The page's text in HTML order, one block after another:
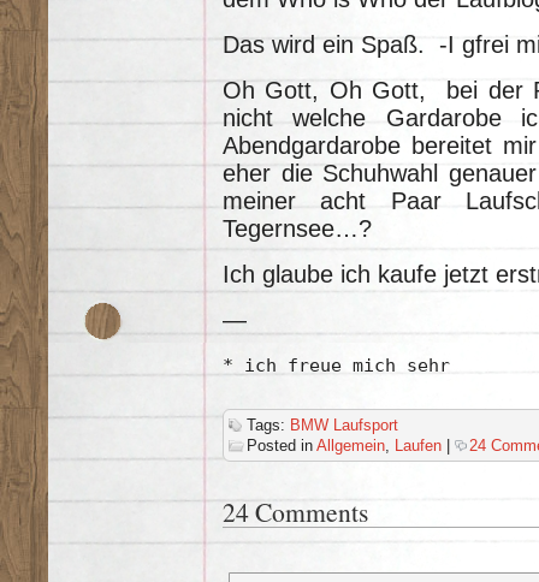
Das wird ein Spaß. -I gfrei
Oh Gott, Oh Gott, bei der
nicht welche Gardarobe
Abendgardarobe bereitet
eher die Schuhwahl
meiner acht Paar
Tegernsee…?
Ich glaube ich kaufe jetzt
—
* ich freue mich sehr
Tags: BMW Laufsport
Posted in Allgemein Laufen | 24
24 Comments